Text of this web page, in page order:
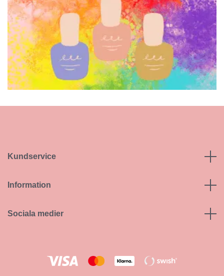
Kundservice
Information
Sociala medier